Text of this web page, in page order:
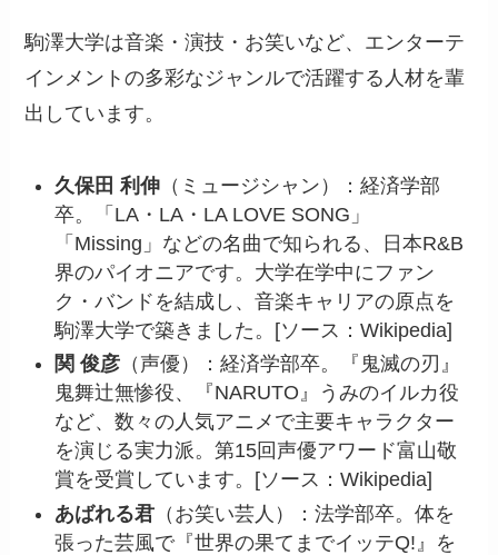
駒澤大学は音楽・演技・お笑いなど、エンターテ
インメントの多彩なジャンルで活躍する人材を輩
出しています。
久保田 利伸 （ミュージシャン）：経済学部
卒。「LA・LA・LA LOVE SONG」
「Missing」などの名曲で知られる、日本R&B
界のパイオニアです。大学在学中にファン
ク・バンドを結成し、音楽キャリアの原点を
駒澤大学で築きました。[ソース：Wikipedia]
関 俊彦 （声優）：経済学部卒。『鬼滅の刃』
鬼舞辻無惨役、『NARUTO』うみのイルカ役
など、数々の人気アニメで主要キャラクター
を演じる実力派。第15回声優アワード富山敬
賞を受賞しています。[ソース：Wikipedia]
あばれる君 （お笑い芸人）：法学部卒。体を
張った芸風で『世界の果てまでイッテQ!』を